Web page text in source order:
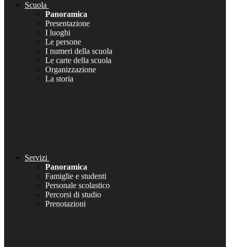
Scuola
Panoramica
Presentazione
I luoghi
Le persone
I numeri della scuola
Le carte della scuola
Organizzazione
La storia
Servizi
Panoramica
Famiglie e studenti
Personale scolastico
Percorsi di studio
Prenotazioni